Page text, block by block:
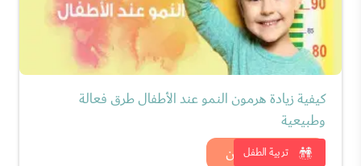
تربية الطفل
كيفية زيادة هرمون النمو عند الأطفال طرق فعالة
وطبيعية
شاهد الان